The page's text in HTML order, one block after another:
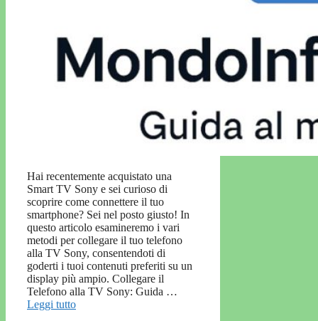
Hai recentemente acquistato una
Smart TV Sony e sei curioso di
scoprire come connettere il tuo
smartphone? Sei nel posto giusto! In
questo articolo esamineremo i vari
metodi per collegare il tuo telefono
alla TV Sony, consentendoti di
goderti i tuoi contenuti preferiti su un
display più ampio. Collegare il
Telefono alla TV Sony: Guida …
Leggi tutto